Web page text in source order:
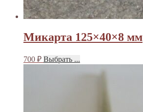
Микарта 125×40×8 мм
700 ₽ Выбрать ...